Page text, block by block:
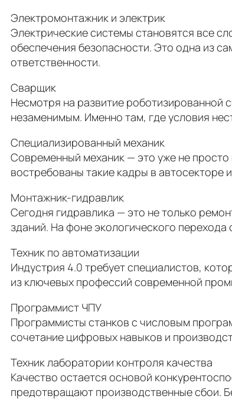
Электромонтажник и электрик
Электрические системы становятся все
обеспечения безопасности. Это одна из
ответственности.
Сварщик
Несмотря на развитие роботизированной
незаменимым. Именно там, где условия
Специализированный механик
Современный механик — это уже не просто
востребованы такие кадры в автосекторе
Монтажник-гидравлик
Сегодня гидравлика — это не только
зданий. На фоне экологического
Техник по автоматизации
Индустрия 4.0 требует специалистов,
из ключевых профессий современной
Программист ЧПУ
Программисты станков с числовым
сочетание цифровых навыков и
Техник лаборатории контроля качества
Качество остается основой
предотвращают производственные сбои.